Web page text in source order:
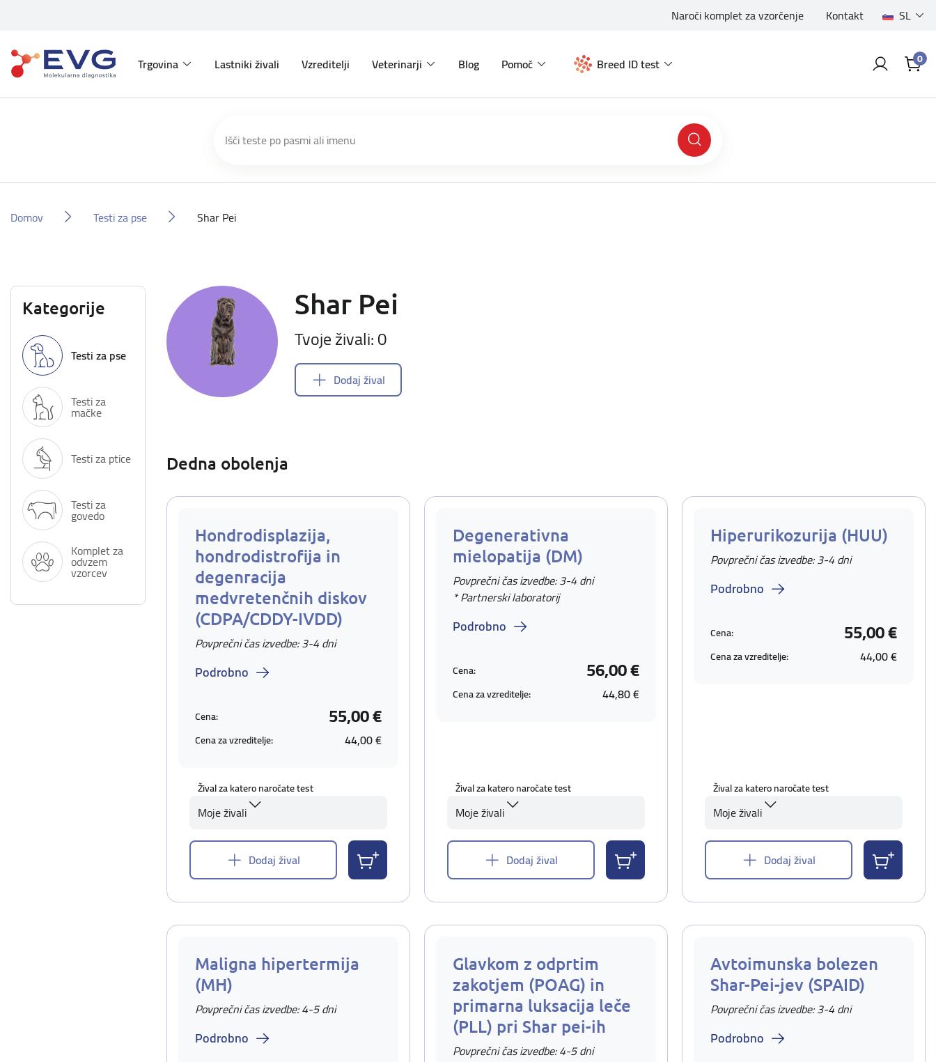
Naroči komplet za vzorčenje Kontakt SL
Trgovina Lastniki živali Vzreditelji Veterinarji Blog Pomoč Breed ID test 0
Domov Testi za pse Shar Pei
Kategorije
Testi za pse
Testi za
mačke
Testi za ptice
Testi za
govedo
Komplet za
odvzem
vzorcev
Shar Pei
Tvoje živali: 0
Dodaj žival
Dedna obolenja
Hondrodisplazija,
hondrodistrofija in
degenracija
medvretenčnih diskov
(CDPA/CDDY-IVDD)
Povprečni čas izvedbe: 3-4 dni
Podrobno
Cena: 55,00 €
Cena za vzreditelje: 44,00 €
Žival za katero naročate test
Moje živali
Dodaj žival
Degenerativna
mielopatija (DM)
Povprečni čas izvedbe: 3-4 dni
* Partnerski laboratorij
Podrobno
Cena: 56,00 €
Cena za vzreditelje: 44,80 €
Žival za katero naročate test
Moje živali
Dodaj žival
Hiperurikozurija (HUU)
Povprečni čas izvedbe: 3-4 dni
Podrobno
Cena: 55,00 €
Cena za vzreditelje: 44,00 €
Žival za katero naročate test
Moje živali
Dodaj žival
Maligna hipertermija
(MH)
Povprečni čas izvedbe: 4-5 dni
Podrobno
Glavkom z odprtim
zakotjem (POAG) in
primarna luksacija leče
(PLL) pri Shar pei-ih
Povprečni čas izvedbe: 4-5 dni
Avtoimunska bolezen
Shar-Pei-jev (SPAID)
Povprečni čas izvedbe: 3-4 dni
Podrobno